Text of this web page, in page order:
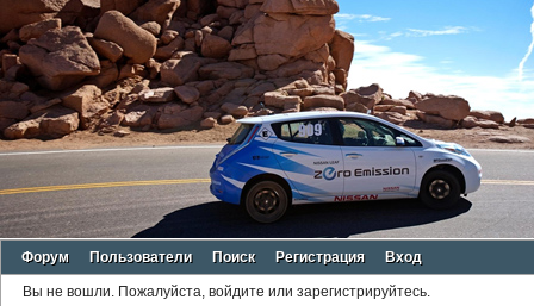
Форум Пользователи Поиск Регистрация Вход
Вы не вошли. Пожалуйста, войдите или зарегистрируйтесь.